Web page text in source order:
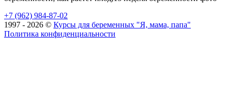
+7 (962) 984-87-02
1997 - 2026 © Курсы для беременных "Я, мама, папа"
Политика конфиденциальности